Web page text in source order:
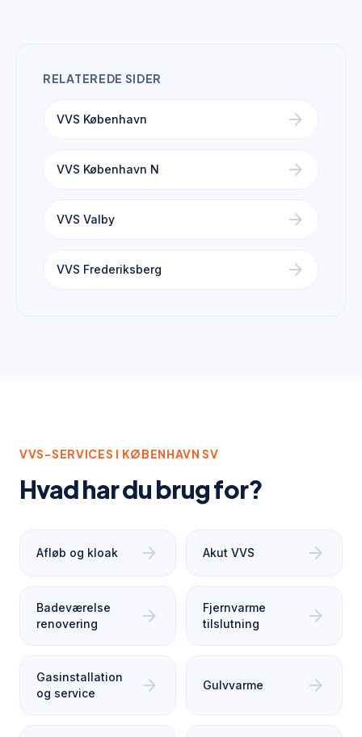
RELATEREDE SIDER
VVS København arrow_forward
VVS København N arrow_forward
VVS Valby arrow_forward
VVS Frederiksberg arrow_forward
VVS-SERVICES I KØBENHAVN SV
Hvad har du brug for?
Afløb og kloak arrow_forward Akut VVS arrow_forward
Badeværelse
renovering
arrow_forward
Fjernvarme
tilslutning
arrow_forward
Gasinstallation
og service
arrow_forward Gulvvarme arrow_forward